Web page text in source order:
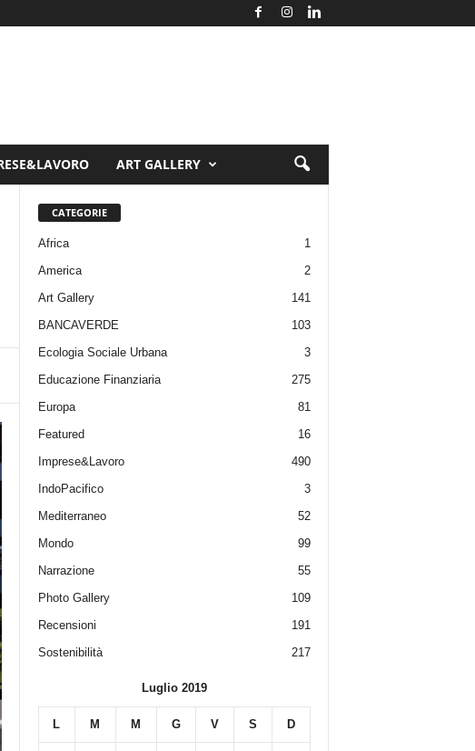
ART GALLERY
CATEGORIE
Africa
1
America
2
Art Gallery
141
BANCAVERDE
103
Ecologia Sociale Urbana
3
Educazione Finanziaria
275
Europa
81
Featured
16
Imprese&Lavoro
490
IndoPacifico
3
Mediterraneo
52
Mondo
99
Narrazione
55
Photo Gallery
109
Recensioni
191
Sostenibilità
217
Luglio 2019
L M M G V S D